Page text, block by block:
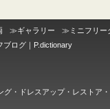
≫ギャラリー ≫ ミニフリー
ブログ｜P.dictionary
・ドレスアップ・レストア